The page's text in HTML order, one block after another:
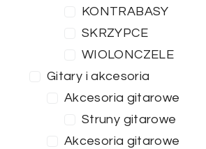
KONTRABASY
SKRZYPCE
WIOLONCZELE
Gitary i akcesoria
Akcesoria gitarowe
Struny gitarowe
Akcesoria gitarowe